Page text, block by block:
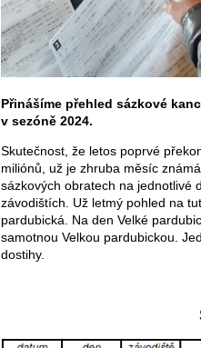
Přinášíme přehled sázkové
v sezóně 2024.
Skutečnost, že letos poprvé
miliónů, už je zhruba měsíc
sázkových obratech na jednotlivé
závodištích. Už letmý pohled na
pardubická. Na den Velké
samotnou Velkou pardubickou.
dostihy.